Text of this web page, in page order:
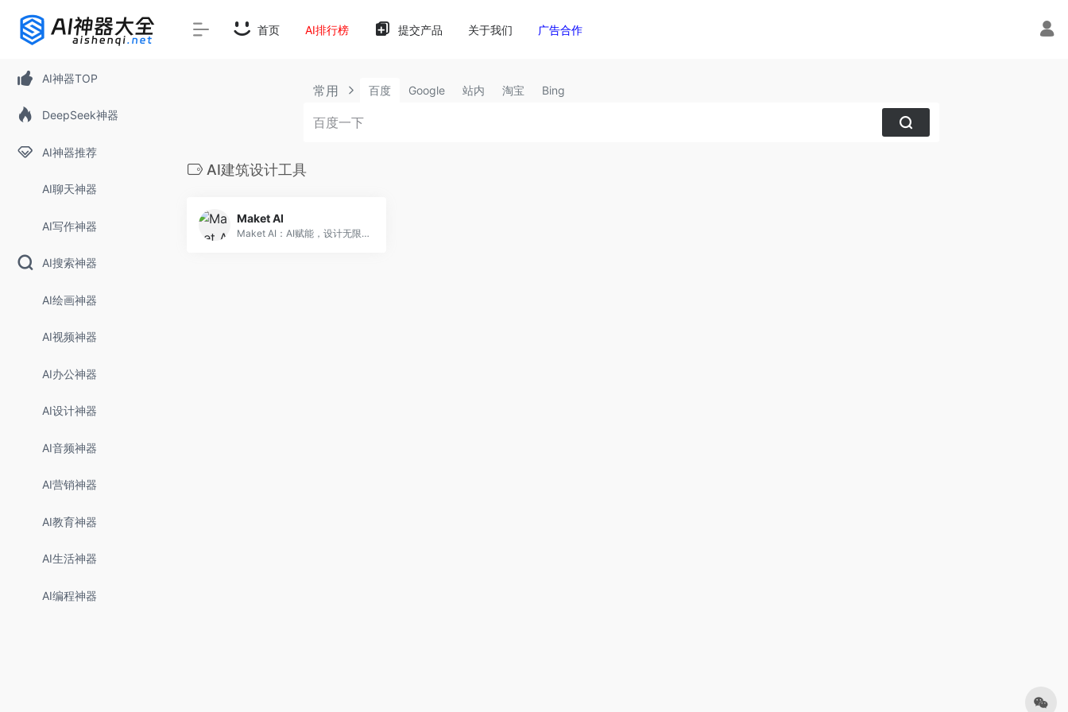
AI神器TOP
DeepSeek神器
AI神器推荐
AI聊天神器
AI写作神器
AI搜索神器
AI绘画神器
AI视频神器
AI办公神器
AI设计神器
AI音频神器
AI营销神器
AI教育神器
AI生活神器
AI编程神器
首页 AI排行榜 提交产品 关于我们 广告合作
常用 百度 Google 站内 淘宝 Bing
AI建筑设计工具
Maket AI
Maket AI：AI赋能，设计无限，高效规划。